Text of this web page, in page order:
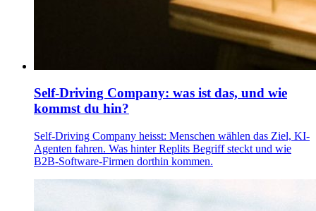
Self-Driving Company: was ist das, und wie
kommst du hin?
Self-Driving Company heisst: Menschen wählen das Ziel, KI-
Agenten fahren. Was hinter Replits Begriff steckt und wie
B2B-Software-Firmen dorthin kommen.